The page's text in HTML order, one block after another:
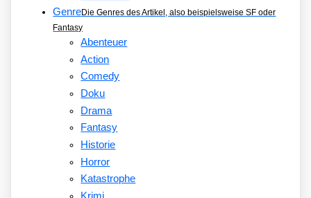
GenreDie Genres des Artikel, also beispielsweise SF oder
Fantasy
Abenteuer
Action
Comedy
Doku
Drama
Fantasy
Historie
Horror
Katastrophe